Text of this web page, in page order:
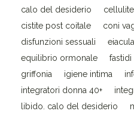
calo del desiderio
cellulite
cistite post coitale
coni
disfunzioni sessuali
equilibrio ormonale
fastidi
griffonia
igiene intima
integratori donna 40+
libido. calo del desiderio